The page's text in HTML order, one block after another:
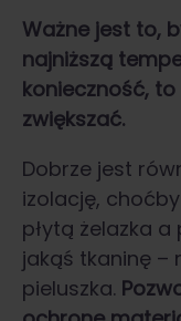
Ważne jest to,
najniższą
konieczność,
zwiększać.
Dobrze jest
izolację,
płytą żelazka
jakąś tkaninę –
pieluszka.